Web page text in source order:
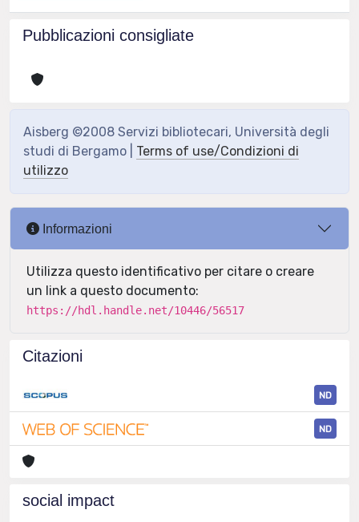
Pubblicazioni consigliate
Aisberg ©2008 Servizi bibliotecari, Università degli
studi di Bergamo | Terms of use/Condizioni di
utilizzo
Informazioni
Utilizza questo identificativo per citare o creare
un link a questo documento:
https://hdl.handle.net/10446/56517
Citazioni
ND
ND
social impact